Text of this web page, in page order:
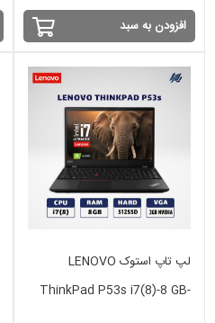
افزودن به سبد
لپ تاپ استوک LENOVO
ThinkPad P53s i7(8)-8 GB-